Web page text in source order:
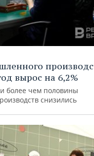
вырос на 6,2%
более чем половины
снизились